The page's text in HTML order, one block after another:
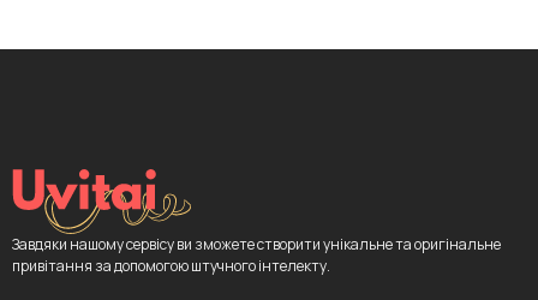
Завдяки нашому сервісу ви зможете створити унікальне та оригінальне
привітання за допомогою штучного інтелекту.